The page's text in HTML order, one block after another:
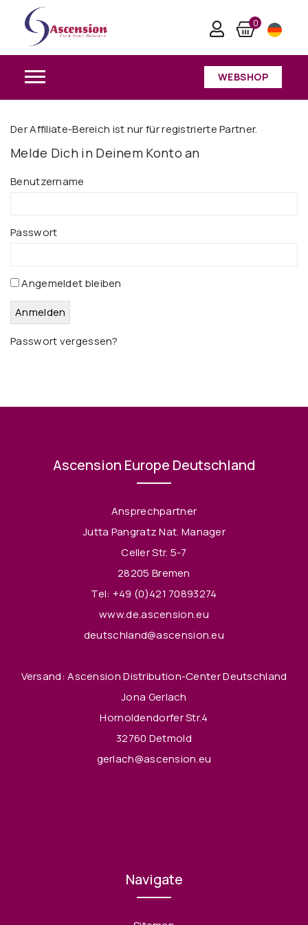
0
WEBSHOP
Der Affiliate-Bereich ist nur für registrierte Partner.
Melde Dich in Deinem Konto an
Benutzername
Passwort
Angemeldet bleiben
Passwort vergessen?
Ascension Europe Deutschland
Ansprechpartner
Jutta Pangratz Nat. Manager
Celler Str. 5-7
28205 Bremen
Tel: +49 (0)421 70893274
www.de.ascension.eu
deutschland@ascension.eu
Versand: Ascension Distribution-Center Deutschland
Jona Gerlach
Hornoldendorfer Str.4
32760 Detmold
gerlach@ascension.eu
Navigate